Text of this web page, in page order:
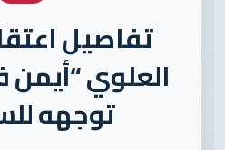
تفاصيل
العلوي “أيمن
توجهه